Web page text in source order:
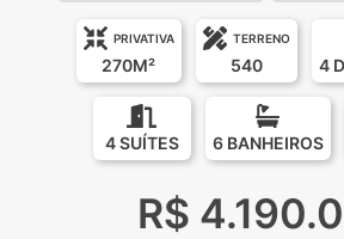
PRIVATIVA
270M²
TERRENO
540 4
4 SUÍTES 6 BANHEIROS
R$